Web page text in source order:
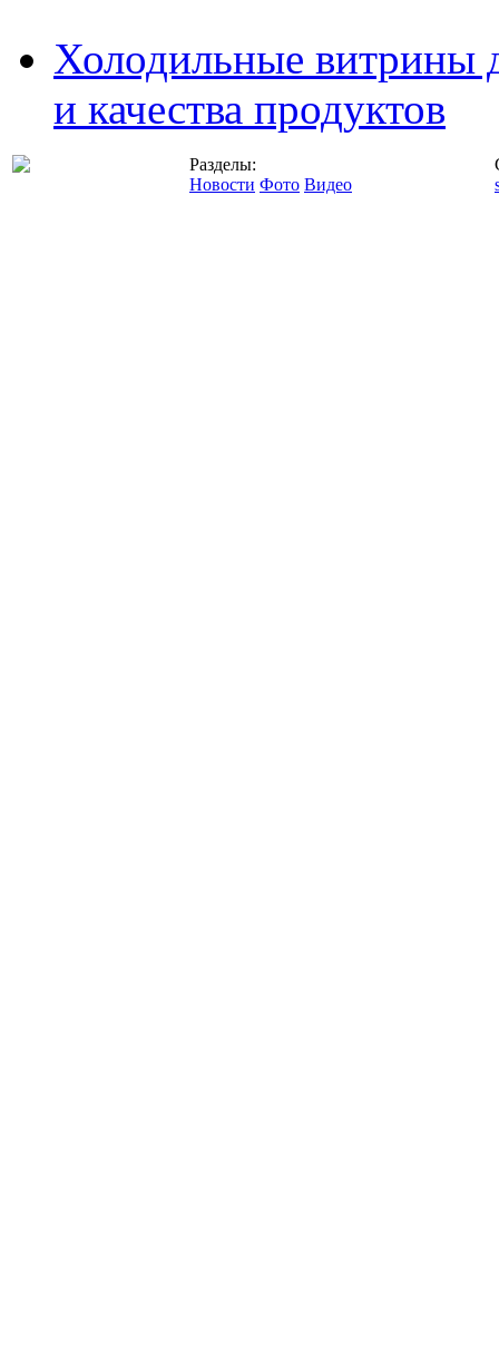
Холодильные витрины
и качества продуктов
Разделы:
Новости Фото Видео